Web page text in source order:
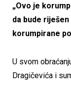
„Ovo je
da bude
korumpirane
U svom
Dragičevića i